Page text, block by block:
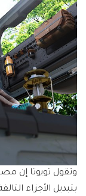
وتقول تويوتا إن
بتبديل الأجزاء